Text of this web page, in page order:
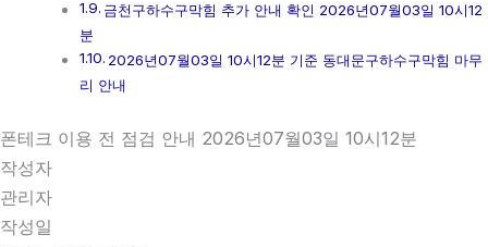
금천구하수구막힘 추가 안내 확인 2026년07월03일 10시12
분
2026년07월03일 10시12분 기준 동대문구하수구막힘 마무
리 안내
폰테크 이용 전 점검 안내 2026년07월03일 10시12분
작성자
관리자
작성일